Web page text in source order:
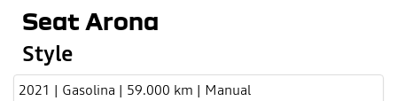
Seat Arona
Style
2021 | Gasolina | 59.000 km | Manual